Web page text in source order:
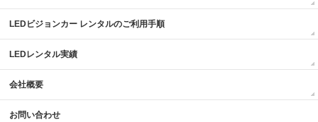
LEDビジョンカー レンタルのご利用手順
LEDレンタル実績
会社概要
お問い合わせ